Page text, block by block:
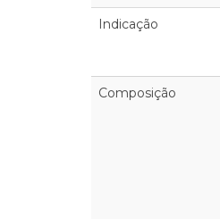
Indicação
Composição